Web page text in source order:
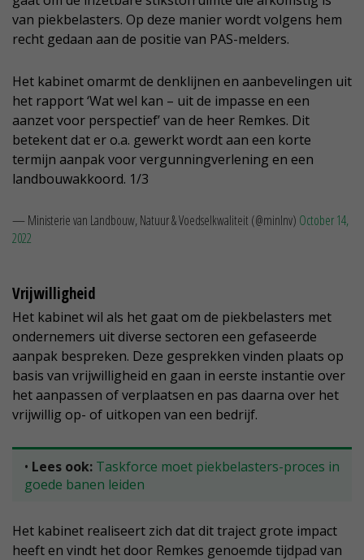
van piekbelasters. Op deze manier wordt volgens hem
recht gedaan aan de positie van PAS-melders.
Het kabinet omarmt de denklijnen en aanbevelingen uit
het rapport ‘Wat wel kan – uit de impasse en een
aanzet voor perspectief’ van de heer Remkes. Dit
betekent dat er o.a. gewerkt wordt aan een korte
termijn aanpak voor vergunningverlening en een
landbouwakkoord. 1/3
— Ministerie van Landbouw, Natuur & Voedselkwaliteit (@minlnv) October 14,
2022
Vrijwilligheid
Het kabinet wil als het gaat om de piekbelasters met
ondernemers uit diverse sectoren een gefaseerde
aanpak bespreken. Deze gesprekken vinden plaats op
basis van vrijwilligheid en gaan in eerste instantie over
het aanpassen of verplaatsen en pas daarna over het
vrijwillig op- of uitkopen van een bedrijf.
• Lees ook: Taskforce moet piekbelasters-proces in
goede banen leiden
Het kabinet realiseert zich dat dit traject grote impact
heeft en vindt het door Remkes genoemde tijdpad van